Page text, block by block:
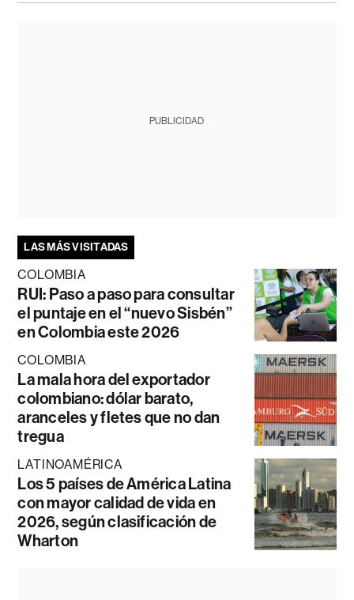
PUBLICIDAD
LAS MÁS VISITADAS
COLOMBIA
RUI: Paso a paso para consultar
el puntaje en el “nuevo Sisbén”
en Colombia este 2026
COLOMBIA
La mala hora del exportador
colombiano: dólar barato,
aranceles y fletes que no dan
tregua
LATINOAMÉRICA
Los 5 países de América Latina
con mayor calidad de vida en
2026, según clasificación de
Wharton